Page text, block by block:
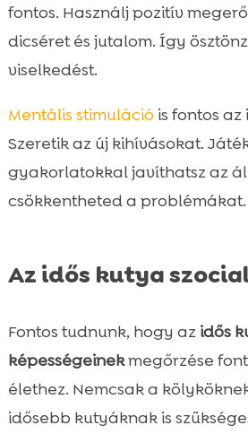
fontos. Használj pozitív
dicséret és jutalom. Így
viselkedést.
Mentális stimuláció is fontos
Szeretik az új kihívásokat.
gyakorlatokkal javíthatsz az
csökkentheted a problémákat.
Az idős kutya
Fontos tudnunk, hogy az idős
képességeinekmegőrzése
élethez. Nemcsak a
idősebb kutyáknak is